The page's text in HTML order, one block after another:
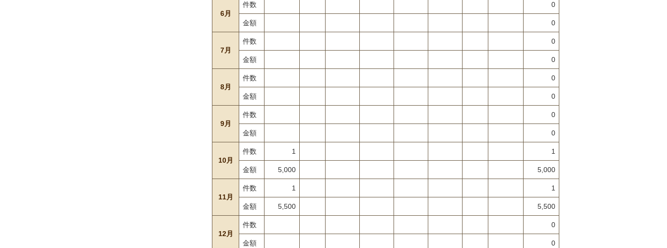
6月
件数 0
金額 0
7月
件数 0
金額 0
8月
件数 0
金額 0
9月
件数 0
金額 0
10月
件数 1 1
金額 5,000 5,000
11月
件数 1 1
金額 5,500 5,500
12月
件数 0
金額 0